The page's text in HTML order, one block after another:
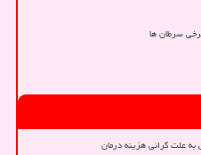
سرطان ها
علت گرانی هزینه درمان